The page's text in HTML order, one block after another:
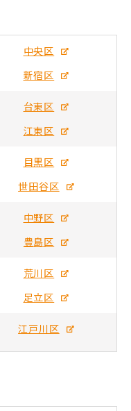
中央区
新宿区
台東区
江東区
目黒区
世田谷区
中野区
豊島区
荒川区
足立区
江戸川区